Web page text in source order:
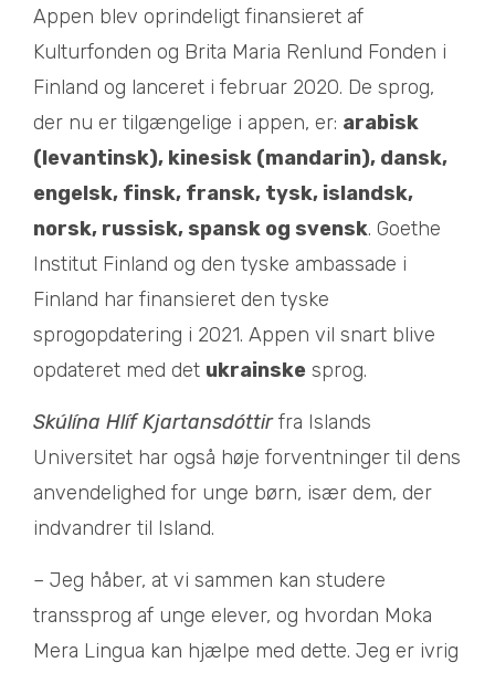
Appen blev oprindeligt finansieret af
Kulturfonden og Brita Maria Renlund Fonden i
Finland og lanceret i februar 2020. De sprog,
der nu er tilgængelige i appen, er: arabisk
(levantinsk), kinesisk (mandarin), dansk,
engelsk, finsk, fransk, tysk, islandsk,
norsk, russisk, spansk og svensk. Goethe
Institut Finland og den tyske ambassade i
Finland har finansieret den tyske
sprogopdatering i 2021. Appen vil snart blive
opdateret med det ukrainske sprog.
Skúlína Hlíf Kjartansdóttirfra Islands
Universitet har også høje forventninger til dens
anvendelighed for unge børn, især dem, der
indvandrer til Island.
– Jeg håber, at vi sammen kan studere
transsprog af unge elever, og hvordan Moka
Mera Lingua kan hjælpe med dette. Jeg er ivrig